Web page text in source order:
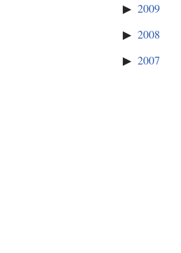
2009
2008
2007